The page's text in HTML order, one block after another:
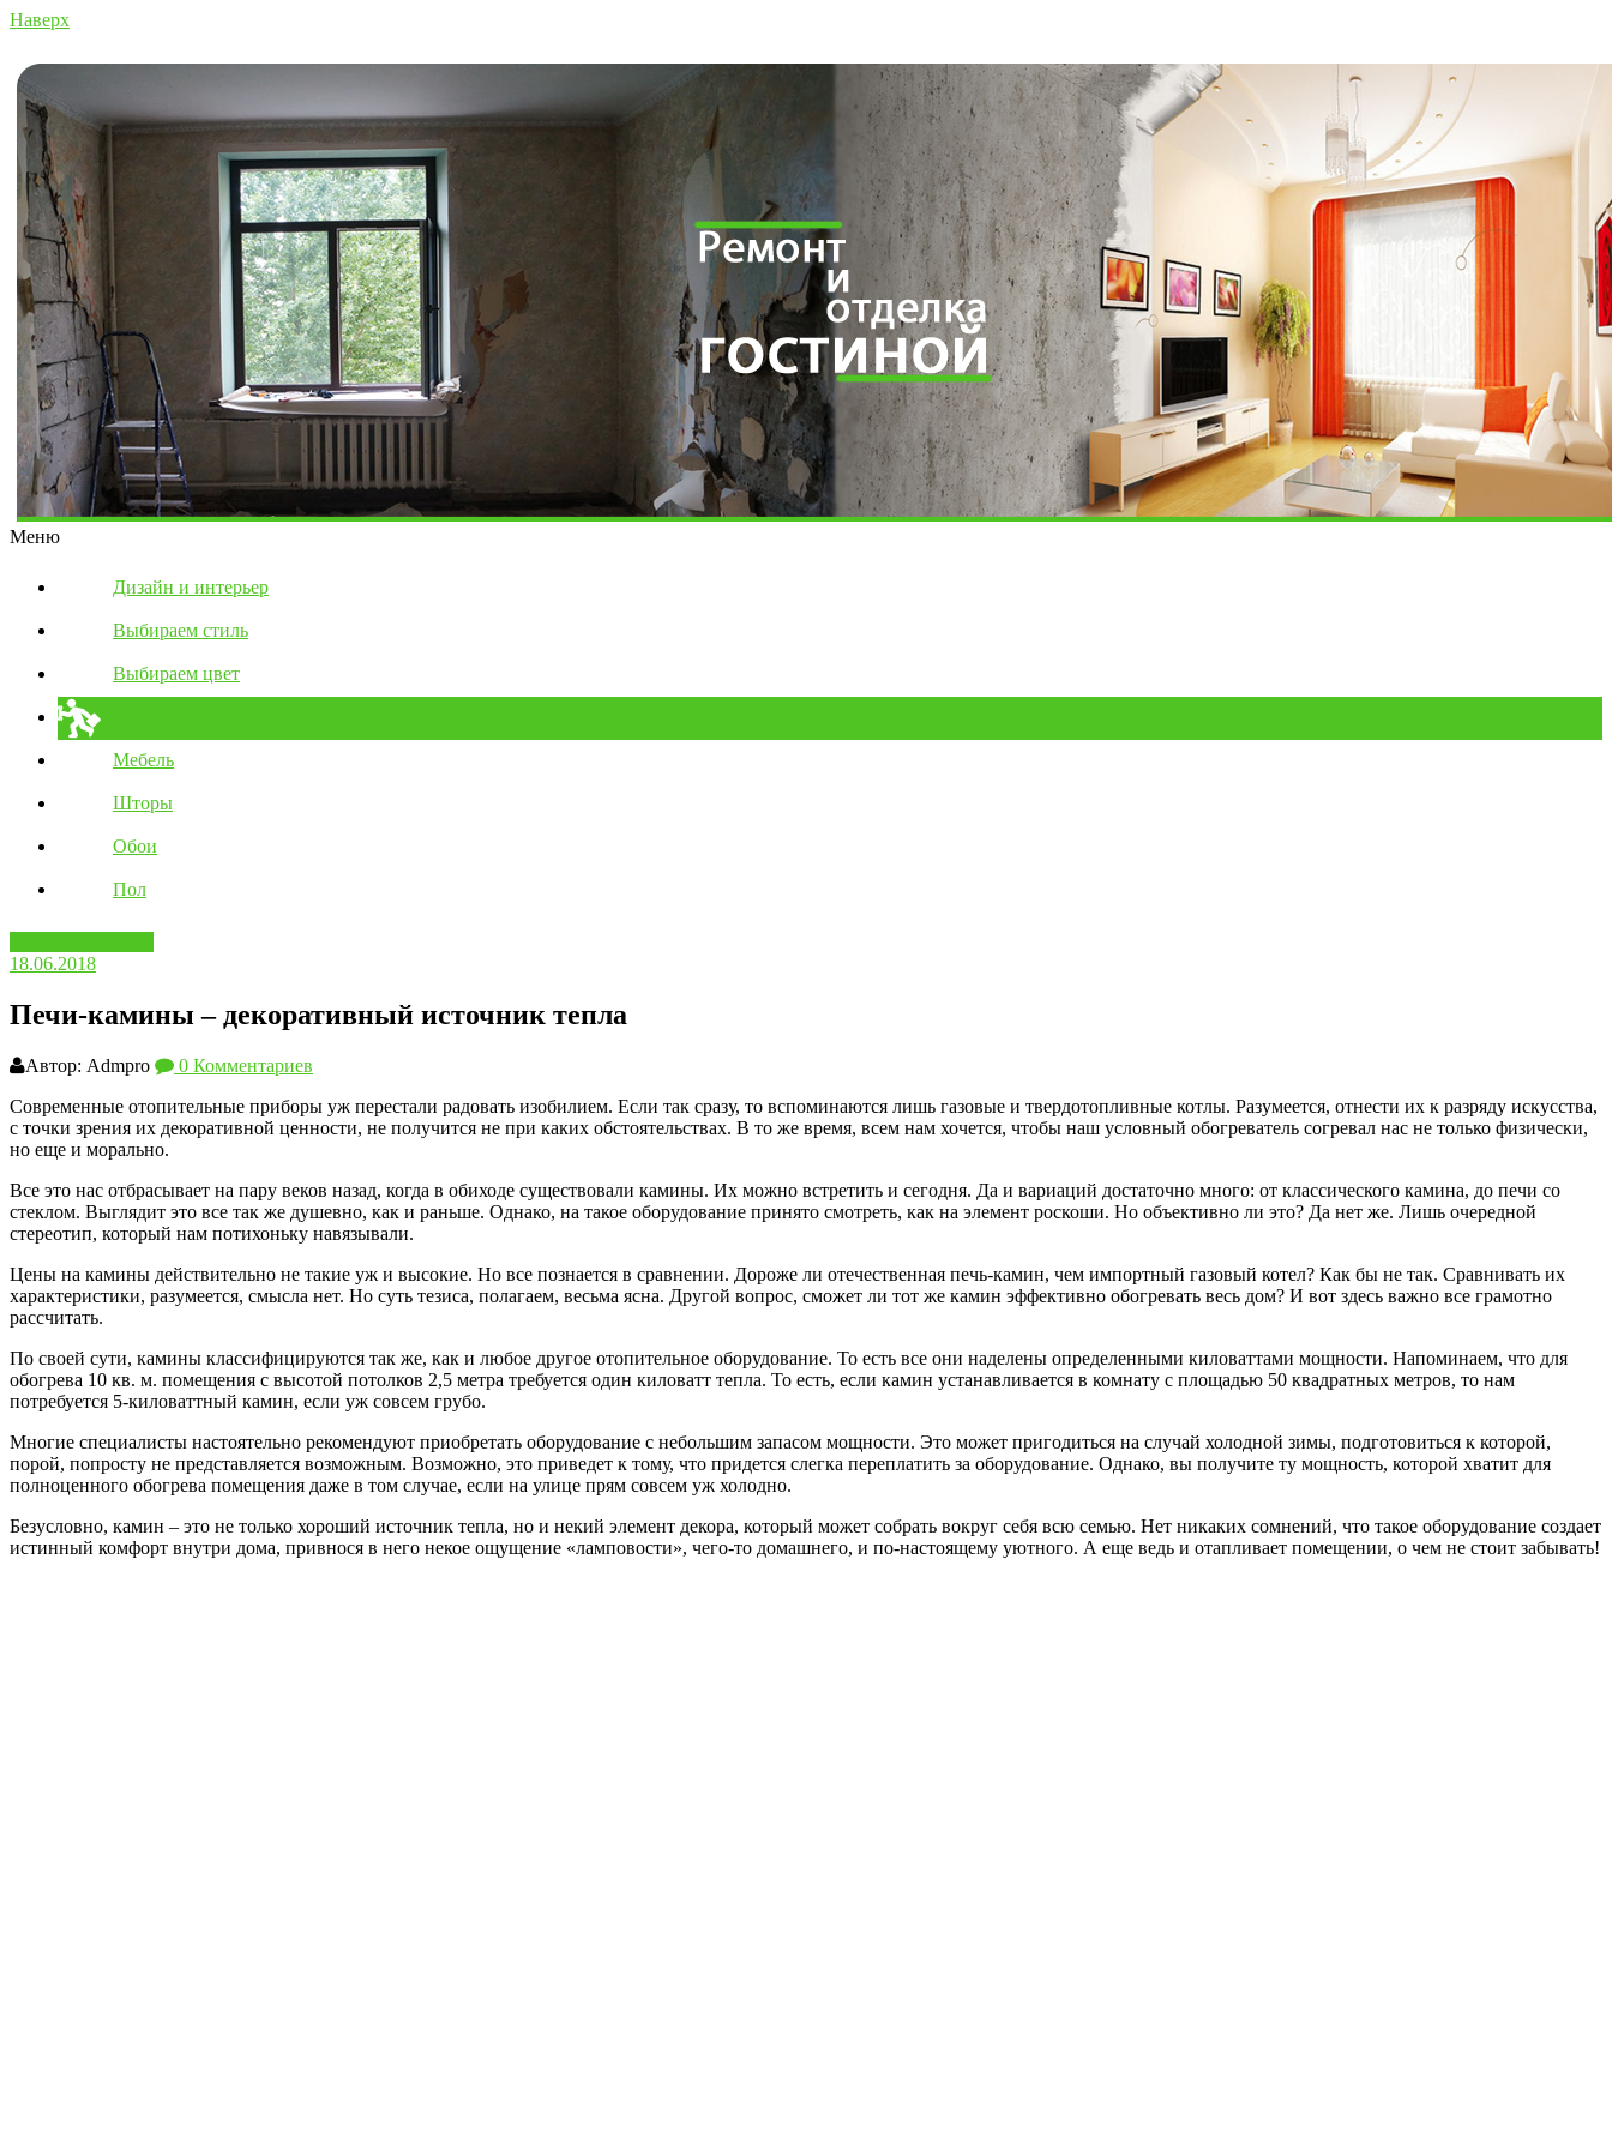
Наверх
Меню
Дизайн и интерьер
Выбираем стиль
Выбираем цвет
Мебель
Шторы
Обои
Пол
18.06.2018
Печи-камины – декоративный источник тепла
Автор: Admpro
0 Комментариев
Современные отопительные приборы уж перестали радовать изобилием. Если так сразу, то вспоминаются лишь газовые и твердотопливные котлы. Разумеется, отнести их к разряду искусства,
с точки зрения их декоративной ценности, не получится не при каких обстоятельствах. В то же время, всем нам хочется, чтобы наш условный обогреватель согревал нас не только физически,
но еще и морально.
Все это нас отбрасывает на пару веков назад, когда в обиходе существовали камины. Их можно встретить и сегодня. Да и вариаций достаточно много: от классического камина, до печи со
стеклом. Выглядит это все так же душевно, как и раньше. Однако, на такое оборудование принято смотреть, как на элемент роскоши. Но объективно ли это? Да нет же. Лишь очередной
стереотип, который нам потихоньку навязывали.
Цены на камины действительно не такие уж и высокие. Но все познается в сравнении. Дороже ли отечественная печь-камин, чем импортный газовый котел? Как бы не так. Сравнивать их
характеристики, разумеется, смысла нет. Но суть тезиса, полагаем, весьма ясна. Другой вопрос, сможет ли тот же камин эффективно обогревать весь дом? И вот здесь важно все грамотно
рассчитать.
По своей сути, камины классифицируются так же, как и любое другое отопительное оборудование. То есть все они наделены определенными киловаттами мощности. Напоминаем, что для
обогрева 10 кв. м. помещения с высотой потолков 2,5 метра требуется один киловатт тепла. То есть, если камин устанавливается в комнату с площадью 50 квадратных метров, то нам
потребуется 5-киловаттный камин, если уж совсем грубо.
Многие специалисты настоятельно рекомендуют приобретать оборудование с небольшим запасом мощности. Это может пригодиться на случай холодной зимы, подготовиться к которой,
порой, попросту не представляется возможным. Возможно, это приведет к тому, что придется слегка переплатить за оборудование. Однако, вы получите ту мощность, которой хватит для
полноценного обогрева помещения даже в том случае, если на улице прям совсем уж холодно.
Безусловно, камин – это не только хороший источник тепла, но и некий элемент декора, который может собрать вокруг себя всю семью. Нет никаких сомнений, что такое оборудование создает
истинный комфорт внутри дома, привнося в него некое ощущение «ламповости», чего-то домашнего, и по-настоящему уютного. А еще ведь и отапливает помещении, о чем не стоит забывать!